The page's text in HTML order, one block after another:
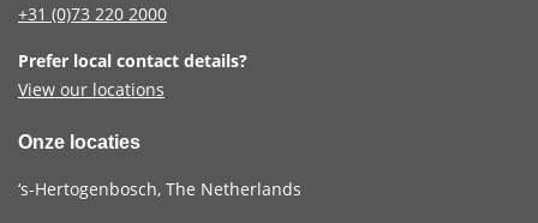
+31 (0)73 220 2000
Prefer local contact details?
View our locations
Onze locaties
‘s-Hertogenbosch, The Netherlands